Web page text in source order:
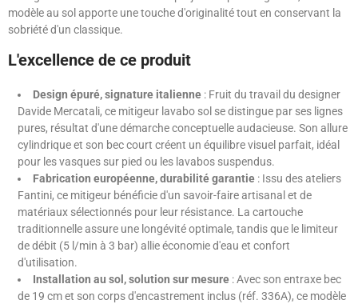
modèle au sol apporte une touche d'originalité tout en conservant la
sobriété d'un classique.
L'excellence de ce produit
Design épuré, signature italienne : Fruit du travail du designer
Davide Mercatali, ce mitigeur lavabo sol se distingue par ses lignes
pures, résultat d'une démarche conceptuelle audacieuse. Son allure
cylindrique et son bec court créent un équilibre visuel parfait, idéal
pour les vasques sur pied ou les lavabos suspendus.
Fabrication européenne, durabilité garantie : Issu des ateliers
Fantini, ce mitigeur bénéficie d'un savoir-faire artisanal et de
matériaux sélectionnés pour leur résistance. La cartouche
traditionnelle assure une longévité optimale, tandis que le limiteur
de débit (5 l/min à 3 bar) allie économie d'eau et confort
d'utilisation.
Installation au sol, solution sur mesure : Avec son entraxe bec
de 19 cm et son corps d'encastrement inclus (réf. 336A), ce modèle